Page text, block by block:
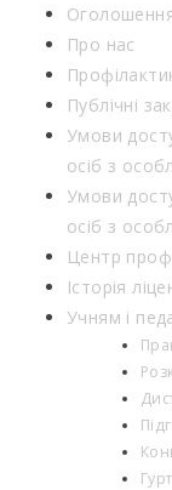
Про нас
Публічні
Умови
осіб з
Умови
осіб з
Центр
Історія
Учням і